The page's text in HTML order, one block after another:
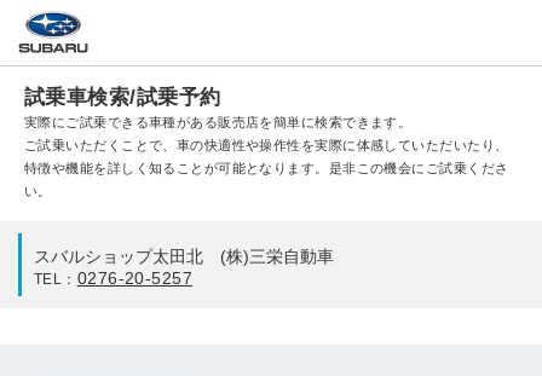
試乗車検索/試乗予約
実際にご試乗できる車種がある販売店を簡単に検索できます。
ご試乗いただくことで、車の快適性や操作性を実際に体感していただいたり、
特徴や機能を詳しく知ることが可能となります。是非この機会にご試乗くださ
い。
スバルショップ太田北 (株)三栄自動車
TEL： 0276-20-5257